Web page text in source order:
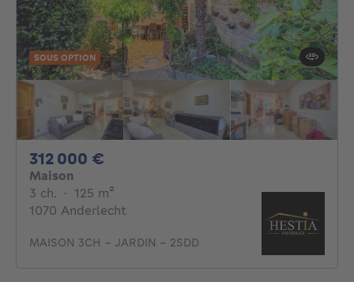
SOUS OPTION
312 000 €
Maison
3 ch. 3 chambres
· 125 m²
1070 Anderlecht
MAISON 3CH - JARDIN - 2SDD